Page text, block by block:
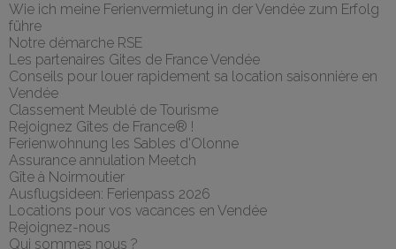
Wie ich meine Ferienvermietung in der Vendée zum Erfolg
führe
Notre démarche RSE
Les partenaires Gites de France Vendée
Conseils pour louer rapidement sa location saisonnière en
Vendée
Classement Meublé de Tourisme
Rejoignez Gîtes de France® !
Ferienwohnung les Sables d'Olonne
Assurance annulation Meetch
Gîte à Noirmoutier
Ausflugsideen: Ferienpass 2026
Locations pour vos vacances en Vendée
Rejoignez-nous
Qui sommes nous ?